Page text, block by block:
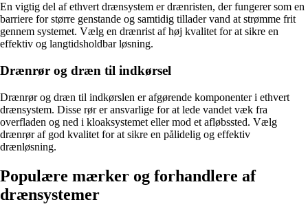
En vigtig del af ethvert drænsystem er drænristen, der fungerer som en
barriere for større genstande og samtidig tillader vand at strømme frit
gennem systemet. Vælg en drænrist af høj kvalitet for at sikre en
effektiv og langtidsholdbar løsning.
Drænrør og dræn til indkørsel
Drænrør og dræn til indkørslen er afgørende komponenter i ethvert
drænsystem. Disse rør er ansvarlige for at lede vandet væk fra
overfladen og ned i kloaksystemet eller mod et afløbssted. Vælg
drænrør af god kvalitet for at sikre en pålidelig og effektiv
drænløsning.
Populære mærker og forhandlere af
drænsystemer